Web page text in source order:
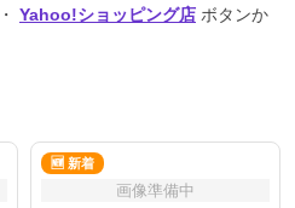
・ Yahoo!ショッピング店 ボタンか
🆕 新着
画像準備中